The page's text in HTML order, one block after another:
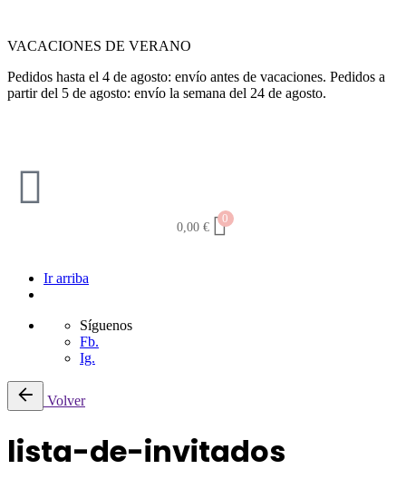
VACACIONES DE VERANO
Pedidos hasta el 4 de agosto: envío antes de vacaciones. Pedidos a
partir del 5 de agosto: envío la semana del 24 de agosto.
0,00 €
0
Ir arriba
Síguenos
Fb.
Ig.
Volver
lista-de-invitados